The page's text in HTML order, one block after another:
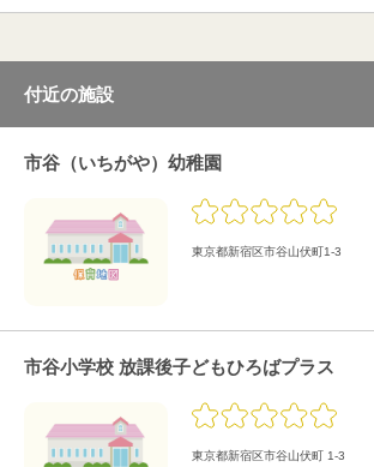
付近の施設
市谷（いちがや）幼稚園
東京都新宿区市谷山伏町1-3
市谷小学校 放課後子どもひろばプラス
東京都新宿区市谷山伏町 1-3